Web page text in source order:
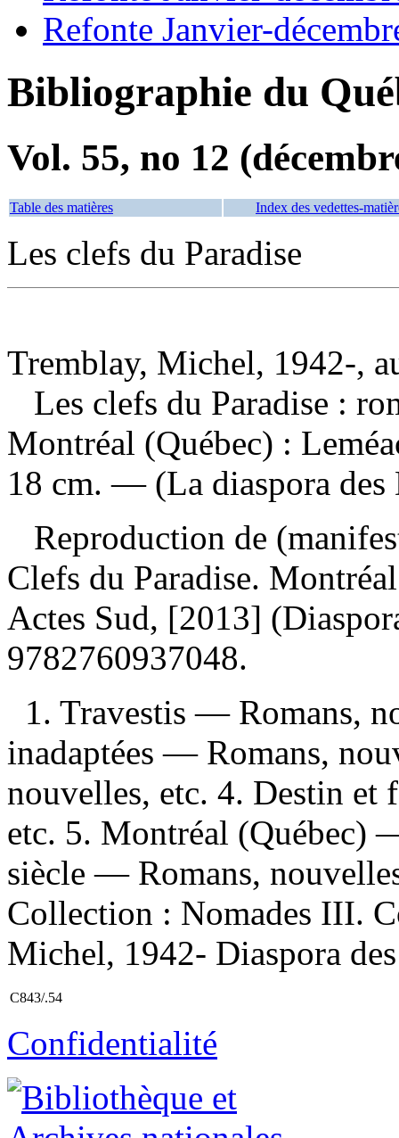
Refonte Janvier-
Bibliographie du
Vol. 55, no 12
Table des matières Index des vedettes-
Les clefs du Paradise
Tremblay, Michel, 1942-,
Les clefs du Paradise :
Montréal (Québec) :
18 cm. — (La diaspora des
Reproduction de
Clefs du Paradise.
Actes Sud, [2013]
9782760937048.
1. Travestis — Romans,
inadaptées — Romans,
nouvelles, etc. 4. Destin
etc. 5. Montréal (Québec)
siècle — Romans,
Collection : Nomades III.
Michel, 1942- Diaspora
C843/.54
Confidentialité